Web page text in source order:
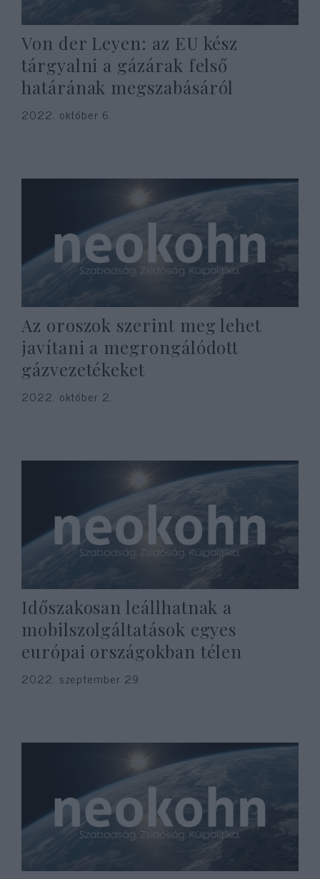
Von der Leyen: az EU kész
tárgyalni a gázárak felső
határának megszabásáról
2022. október 6.
Az oroszok szerint meg lehet
javítani a megrongálódott
gázvezetékeket
2022. október 2.
Időszakosan leállhatnak a
mobilszolgáltatások egyes
európai országokban télen
2022. szeptember 29.